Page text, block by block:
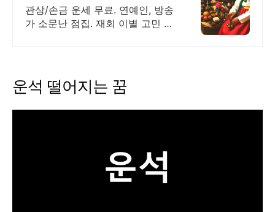
관상/손금 운세 무료. 연예인, 방송
가 소문난 점집. 재회 이별 고민 끝!
운석 떨어지는 꿈